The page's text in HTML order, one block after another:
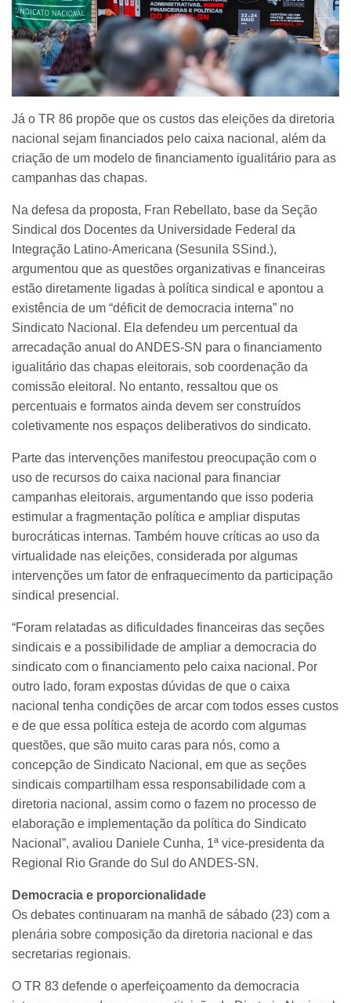
Já o TR 86 propõe que os custos das eleições da diretoria
nacional sejam financiados pelo caixa nacional, além da
criação de um modelo de financiamento igualitário para as
campanhas das chapas.
Na defesa da proposta, Fran Rebellato, base da Seção
Sindical dos Docentes da Universidade Federal da
Integração Latino-Americana (Sesunila SSind.),
argumentou que as questões organizativas e financeiras
estão diretamente ligadas à política sindical e apontou a
existência de um “déficit de democracia interna” no
Sindicato Nacional. Ela defendeu um percentual da
arrecadação anual do ANDES-SN para o financiamento
igualitário das chapas eleitorais, sob coordenação da
comissão eleitoral. No entanto, ressaltou que os
percentuais e formatos ainda devem ser construídos
coletivamente nos espaços deliberativos do sindicato.
Parte das intervenções manifestou preocupação com o
uso de recursos do caixa nacional para financiar
campanhas eleitorais, argumentando que isso poderia
estimular a fragmentação política e ampliar disputas
burocráticas internas. Também houve críticas ao uso da
virtualidade nas eleições, considerada por algumas
intervenções um fator de enfraquecimento da participação
sindical presencial.
“Foram relatadas as dificuldades financeiras das seções
sindicais e a possibilidade de ampliar a democracia do
sindicato com o financiamento pelo caixa nacional. Por
outro lado, foram expostas dúvidas de que o caixa
nacional tenha condições de arcar com todos esses custos
e de que essa política esteja de acordo com algumas
questões, que são muito caras para nós, como a
concepção de Sindicato Nacional, em que as seções
sindicais compartilham essa responsabilidade com a
diretoria nacional, assim como o fazem no processo de
elaboração e implementação da política do Sindicato
Nacional”, avaliou Daniele Cunha, 1ª vice-presidenta da
Regional Rio Grande do Sul do ANDES-SN.
Democracia e proporcionalidade
Os debates continuaram na manhã de sábado (23) com a
plenária sobre composição da diretoria nacional e das
secretarias regionais.
O TR 83 defende o aperfeiçoamento da democracia